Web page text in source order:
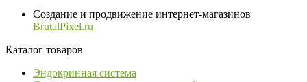
Создание и продвижение интернет-магазинов
BrutalPixel.ru
Каталог товаров
Эндокринная система